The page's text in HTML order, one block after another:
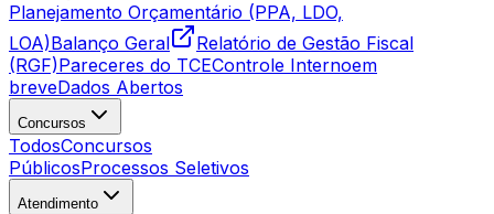
Planejamento Orçamentário (PPA, LDO,
LOA)Balanço Geral
Relatório de Gestão Fiscal
(RGF)Pareceres do TCEControle Internoem
breveDados Abertos
Concursos
TodosConcursos
PúblicosProcessos Seletivos
Atendimento